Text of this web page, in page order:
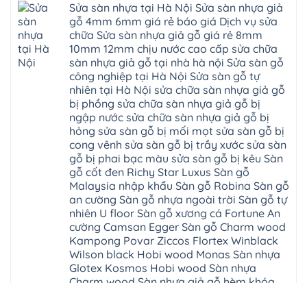
quốc
đông
phòng
xuyên
đống
giang
Đồng
Dương
Đồng
Khánh
Phượng
Thuận
Tràng
Đổng
Thanh
Thượng
Phúc
Thường
Chương
Dương
Hồng
Xuyên
Phượng
Chuyên
Nẵng
Xuyên
Thanh
Minh
nhựa
nhựa
composite
Xuân
Đông
Ngạc
Quảng
Thượng
Xuân
Phương
Nẵng
Long
Hưng
khóa
glotex
4mm
6mm
nhiêu
nhựa
charm
wood
hobiwood
kosmos
fukione
wilson
4mm
6mm
chống
nước
Sửa sàn nhựa tại Hà Nội Sửa sàn nhựa giả
gỗ 4mm 6mm giá rẻ báo giá Dịch vụ sửa
chữa Sửa sàn nhựa giả gỗ giá rẻ 8mm
10mm 12mm chịu nước cao cấp sửa chữa
sàn nhựa giả gỗ tại nhà hà nội Sửa sàn gỗ
công nghiệp tại Hà Nội Sửa sàn gỗ tự
nhiên tại Hà Nội sửa chữa sàn nhựa giả gỗ
bị phồng sửa chữa sàn nhựa giả gỗ bị
ngập nước sửa chữa sàn nhựa giả gỗ bị
hỏng sửa sàn gỗ bị mối mọt sửa sàn gỗ bị
cong vênh sửa sàn gỗ bị trầy xước sửa sàn
gỗ bị phai bạc màu sửa sàn gỗ bị kêu Sàn
gỗ cốt đen Richy Star Luxus Sàn gỗ
Malaysia nhập khẩu Sàn gỗ Robina Sàn gỗ
an cường Sàn gỗ nhựa ngoài trời Sàn gỗ tự
nhiên U floor Sàn gỗ xương cá Fortune An
cường Camsan Egger Sàn gỗ Charm wood
Kampong Povar Ziccos Flortex Winblack
Wilson black Hobi wood Monas Sàn nhựa
Glotex Kosmos Hobi wood Sàn nhựa